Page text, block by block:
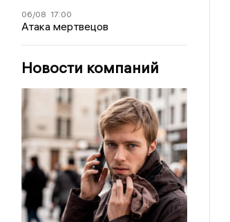
06/08 17:00
Атака мертвецов
Новости компаний